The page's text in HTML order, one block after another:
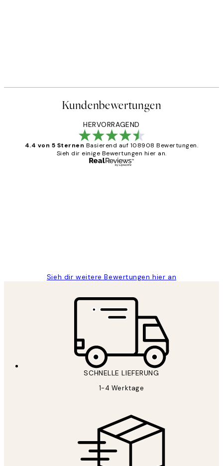
Kundenbewertungen
HERVORRAGEND
4.4 von 5 Sternen Basierend auf 108908 Bewertungen.
Sieh dir einige Bewertungen hier an.
Sieh dir weitere Bewertungen hier an
SCHNELLE LIEFERUNG
1-4 Werktage